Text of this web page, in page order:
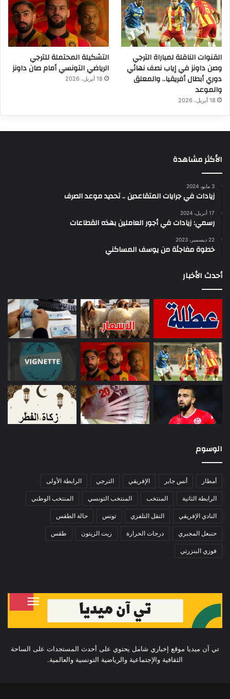
القنوات الناقلة لمباراة الترجي
وصن داونز في إياب نصف نهائي
دوري أبطال أفريقيا.. والمعلق
والموعد
18 أبريل، 2026
التشكيلة المحتملة للترجي
الرياضي التونسي أمام صان داونز
18 أبريل، 2026
الأكثر مشاهدة
3 مايو، 2024
زيادات في جرايات المتقاعدين .. تحديد موعد الصرف
17 أبريل، 2024
رسمي: زيادات في أجور العاملين بهذه القطاعات
22 ديسمبر، 2023
خطوة مفاجئة من يوسف المساكني
أحدث الأخبار
الوسوم
أمطار أنس جابر الإفريقي الترجي الرابطة الأولى
الرابطة الثانية المنتخب المنتخب التونسي المنتخب الوطني
النادي الإفريقي النقل التلفزي تونس حالة الطقس
حنبعل المجبري درجات الحرارة زيت الزيتون طقس
فوزي البنزرتي
تي آن ميديا موقع إخباري شامل يحتوي على أحدث المستجدات على الساحة
الثقافية والإجتماعية والرياضية التونسية والعالمية.